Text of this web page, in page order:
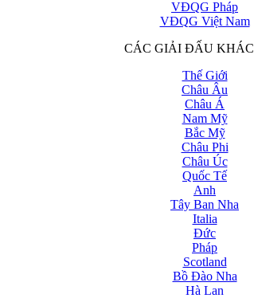
VĐQG Pháp
VĐQG Việt Nam
CÁC GIẢI ĐẤU KHÁC
Thế Giới
Châu Âu
Châu Á
Nam Mỹ
Bắc Mỹ
Châu Phi
Châu Úc
Quốc Tế
Anh
Tây Ban Nha
Italia
Đức
Pháp
Scotland
Bồ Đào Nha
Hà Lan